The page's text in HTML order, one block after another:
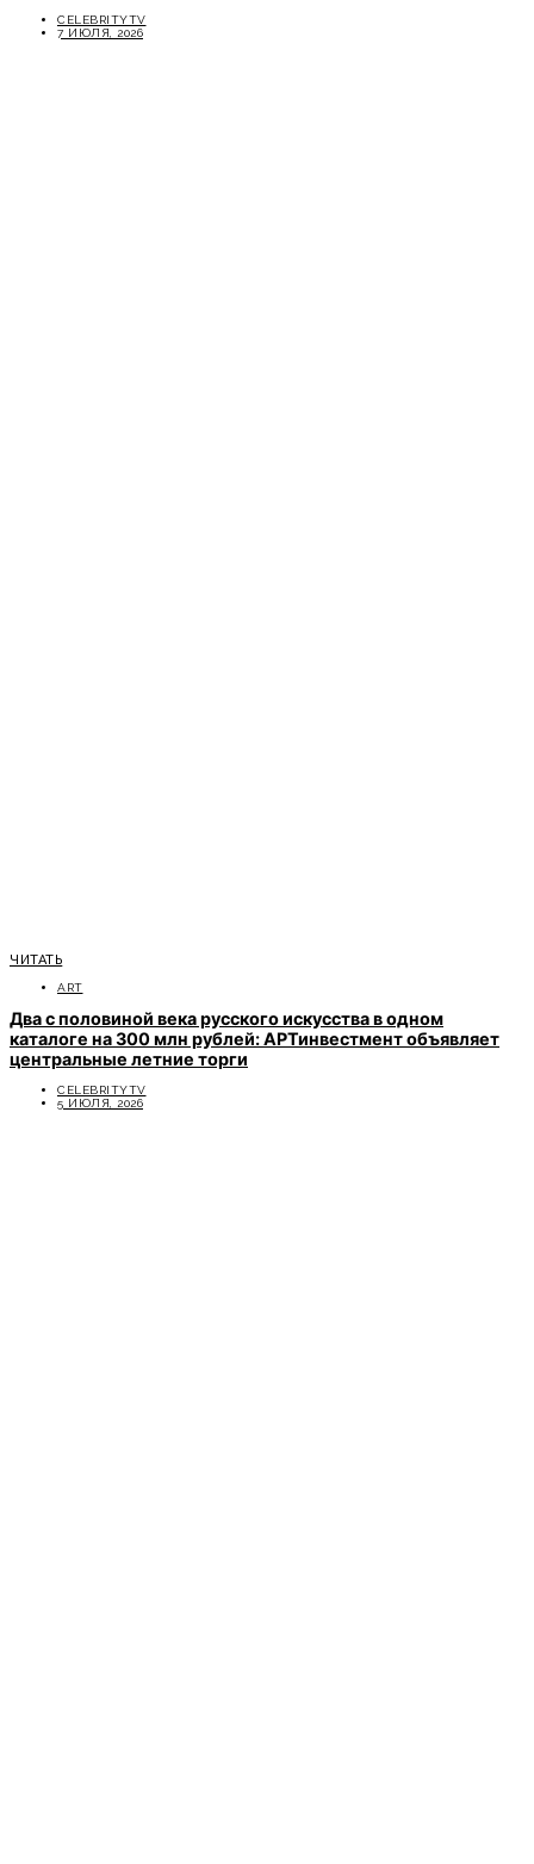
CELEBRITYTV
7 ИЮЛЯ, 2026
ЧИТАТЬ
ART
Два с половиной века русского искусства в одном
каталоге на 300 млн рублей: АРТинвестмент объявляет
центральные летние торги
CELEBRITYTV
5 ИЮЛЯ, 2026